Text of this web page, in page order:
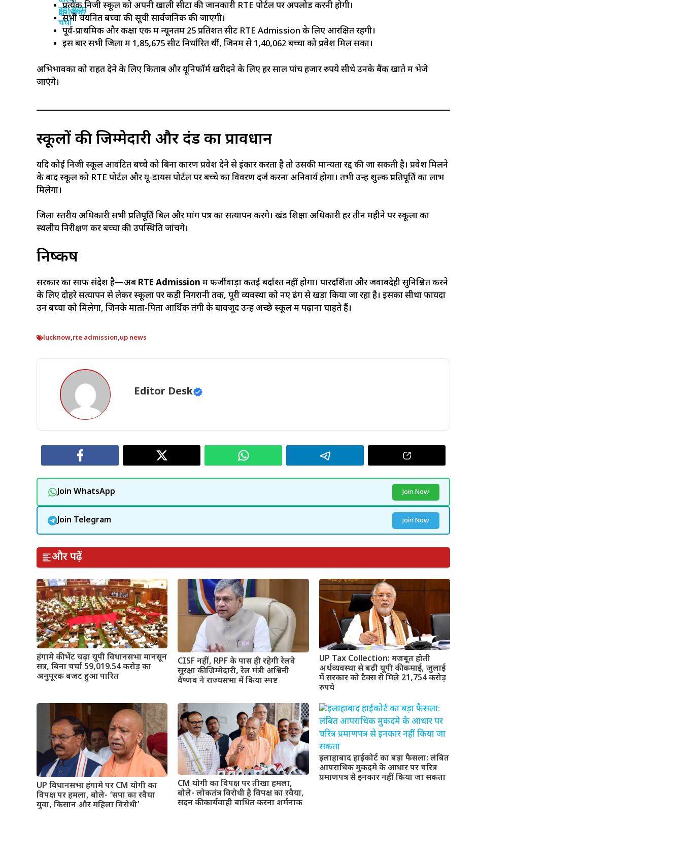
प्रत्येक निजी स्कूल को अपनी खाली सीटों की जानकारी RTE पोर्टल पर अपलोड करनी होगी।
सभी चयनित बच्चों की सूची सार्वजनिक की जाएगी।
पूर्व-प्राथमिक और कक्षा एक में न्यूनतम 25 प्रतिशत सीटें RTE Admission के लिए आरक्षित रहेंगी।
इस बार सभी जिलों में 1,85,675 सीटें निर्धारित थीं, जिनमें से 1,40,062 बच्चों को प्रवेश मिल सका।
अभिभावकों को राहत देने के लिए किताब और यूनिफॉर्म खरीदने के लिए हर साल पांच हजार रुपये सीधे उनके बैंक खाते में भेजे
जाएंगे।
स्कूलों की जिम्मेदारी और दंड का प्रावधान
यदि कोई निजी स्कूल आवंटित बच्चे को बिना कारण प्रवेश देने से इंकार करता है तो उसकी मान्यता रद्द की जा सकती है। प्रवेश मिलने
के बाद स्कूल को RTE पोर्टल और यू-डायस पोर्टल पर बच्चे का विवरण दर्ज करना अनिवार्य होगा। तभी उन्हें शुल्क प्रतिपूर्ति का लाभ
मिलेगा।
जिला स्तरीय अधिकारी सभी प्रतिपूर्ति बिल और मांग पत्र का सत्यापन करेंगे। खंड शिक्षा अधिकारी हर तीन महीने पर स्कूलों का
स्थलीय निरीक्षण कर बच्चों की उपस्थिति जांचेंगे।
निष्कर्ष
सरकार का साफ संदेश है—अब RTE Admission में फर्जीवाड़ा कतई बर्दाश्त नहीं होगा। पारदर्शिता और जवाबदेही सुनिश्चित करने
के लिए दोहरे सत्यापन से लेकर स्कूलों पर कड़ी निगरानी तक, पूरी व्यवस्था को नए ढंग से खड़ा किया जा रहा है। इसका सीधा फायदा
उन बच्चों को मिलेगा, जिनके माता-पिता आर्थिक तंगी के बावजूद उन्हें अच्छे स्कूल में पढ़ाना चाहते हैं।
lucknow,rte admission,up news
Editor Desk
Join WhatsApp Join Now
Join Telegram Join Now
और पढ़ें
हंगामे की भेंट चढ़ा यूपी विधानसभा मानसून
सत्र, बिना चर्चा 59,019.54 करोड़ का
अनुपूरक बजट हुआ पारित
CISF नहीं, RPF के पास ही रहेगी रेलवे
सुरक्षा की जिम्मेदारी, रेल मंत्री अश्विनी
वैष्णव ने राज्यसभा में किया स्पष्ट
UP Tax Collection: मजबूत होती
अर्थव्यवस्था से बढ़ी यूपी की कमाई, जुलाई
में सरकार को टैक्स से मिले 21,754 करोड़
रुपये
UP विधानसभा हंगामे पर CM योगी का
विपक्ष पर हमला, बोले- ‘सपा का रवैया
युवा, किसान और महिला विरोधी’
CM योगी का विपक्ष पर तीखा हमला,
बोले- लोकतंत्र विरोधी है विपक्ष का रवैया,
सदन की कार्यवाही बाधित करना शर्मनाक
इलाहाबाद हाईकोर्ट का बड़ा फैसला: लंबित
आपराधिक मुकदमे के आधार पर चरित्र
प्रमाणपत्र से इनकार नहीं किया जा सकता